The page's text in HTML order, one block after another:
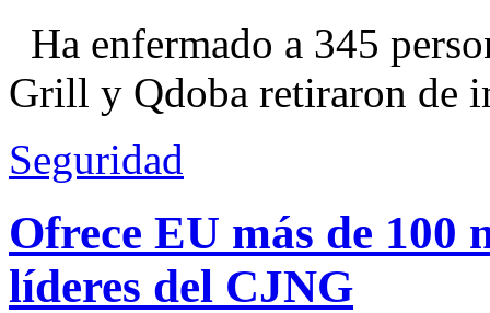
Ha enfermado a 345
Grill y Qdoba retiraron de
Seguridad
Ofrece EU más de 100
líderes del CJNG